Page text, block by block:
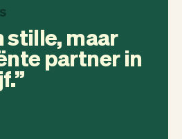
stille, maar
partner in